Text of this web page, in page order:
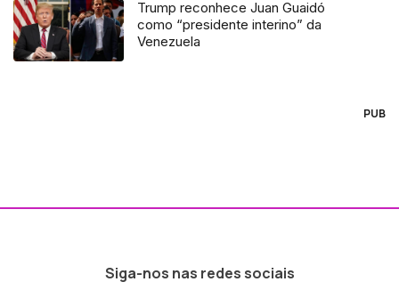
Trump reconhece Juan Guaidó
como “presidente interino” da
Venezuela
PUB
Siga-nos nas redes sociais